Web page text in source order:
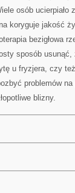
osób ucierpiało
koryguje jakość
bezigłowa
sposób
u fryzjera, czy
problemów na
blizny.